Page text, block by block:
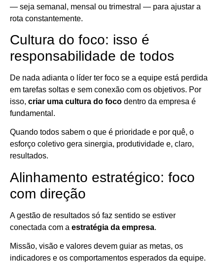
— seja semanal, mensal ou trimestral — para ajustar a
rota constantemente.
Cultura do foco: isso é
responsabilidade de todos
De nada adianta o líder ter foco se a equipe está perdida
em tarefas soltas e sem conexão com os objetivos. Por
isso, criar uma cultura do foco dentro da empresa é
fundamental.
Quando todos sabem o que é prioridade e por quê, o
esforço coletivo gera sinergia, produtividade e, claro,
resultados.
Alinhamento estratégico: foco
com direção
A gestão de resultados só faz sentido se estiver
conectada com a estratégia da empresa.
Missão, visão e valores devem guiar as metas, os
indicadores e os comportamentos esperados da equipe.